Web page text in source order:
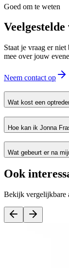
Goed om te weten
Staat je vraag er
mee over jouw
Neem contact op
Wat kost een
Hoe kan ik Jonna
Wat gebeurt er na
Ook
Bekijk vergelijkbare